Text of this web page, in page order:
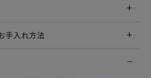
手入れ方法